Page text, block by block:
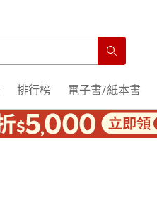
排行榜 電子書/紙本書